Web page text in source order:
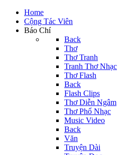
Home
Cộng Tác Viên
Báo Chí
Back
Thơ
Thơ Tranh
Tranh Thơ Nhạc
Thơ Flash
Back
Flash Clips
Thơ Diễn Ngâm
Thơ Phổ Nhạc
Music Video
Back
Văn
Truyện Dài